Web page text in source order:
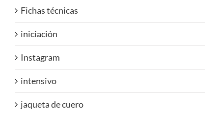
Fichas técnicas
iniciación
Instagram
intensivo
jaqueta de cuero